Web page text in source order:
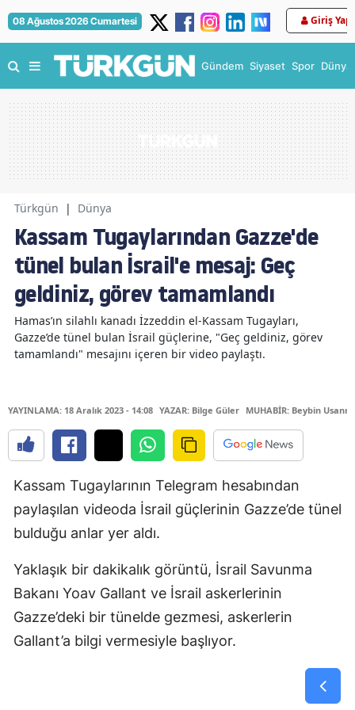
08 Ağustos 2026 Cumartesi Giriş Yap
Gündem Siyaset Spor Dünya
Türkgün | Dünya
Kassam Tugaylarından Gazze'de
tünel bulan İsrail'e mesaj: Geç
geldiniz, görev tamamlandı
Hamas’ın silahlı kanadı İzzeddin el-Kassam Tugayları,
Gazze’de tünel bulan İsrail güçlerine, "Geç geldiniz, görev
tamamlandı" mesajını içeren bir video paylaştı.
YAYINLAMA: 18 Aralık 2023 - 14:08 YAZAR: Bilge Güler MUHABİR: Beybin
Kassam Tugaylarının Telegram hesabından
paylaşılan videoda İsrail güçlerinin Gazze’de tünel
bulduğu anlar yer aldı.
Yaklaşık bir dakikalık görüntü, İsrail Savunma
Bakanı Yoav Gallant ve İsrail askerlerinin
Gazze’deki bir tünelde gezmesi, askerlerin
Gallant’a bilgi vermesiyle başlıyor.